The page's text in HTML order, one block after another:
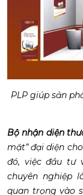
PLP giúp sản
Bộ nhận diện
mặt” đại diện
đó, việc đầu tư
chuyên nghiệp
quan trọng vào